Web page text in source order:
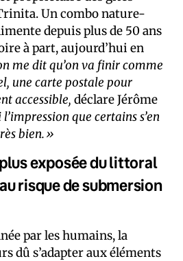
Un combo nature-
depuis plus de 50 ans
à part, aujourd’hui en
me dit qu’on va finir comme
une carte postale pour
accessible, déclare Jérôme
l’impression que certains s’en
bien.»
exposée du littoral
risque de submersion
par les humains, la
dû s’adapter aux éléments